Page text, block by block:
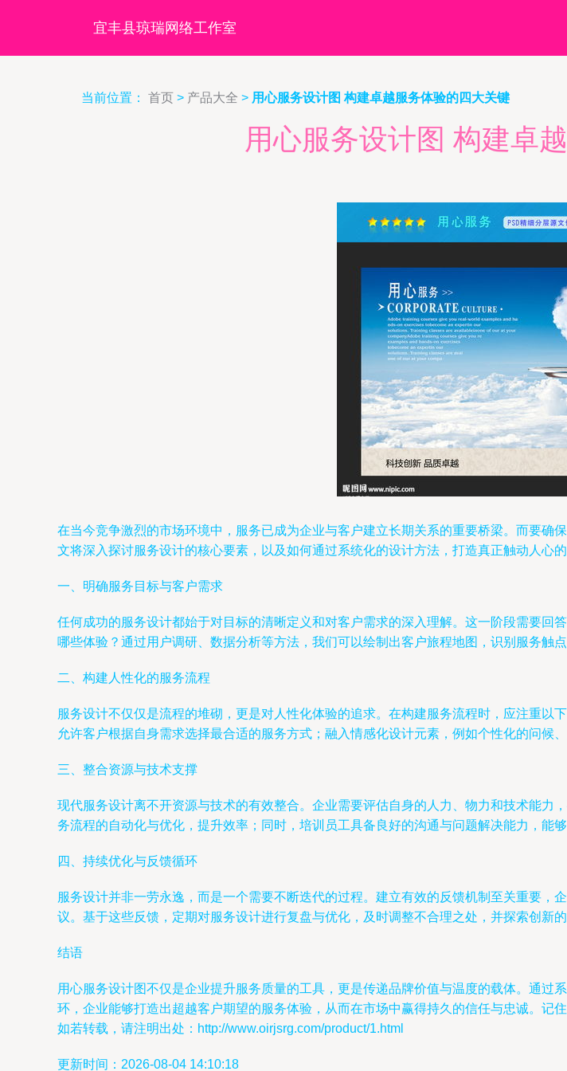
宜丰县琼瑞网络工作室
当前位置： 首页 > 产品大全 > 用心服务设计图 构建卓越服务体验的四大关键
用心服务设计图 构建卓
在当今竞争激烈的市场环境中，服务已成为企业与客户建立长期关系的重要桥梁。而要确
文将深入探讨服务设计的核心要素，以及如何通过系统化的设计方法，打造真正触动人心的
一、明确服务目标与客户需求
任何成功的服务设计都始于对目标的清晰定义和对客户需求的深入理解。这一阶段需要
哪些体验？通过用户调研、数据分析等方法，我们可以绘制出客户旅程地图，识别服务触
二、构建人性化的服务流程
服务设计不仅仅是流程的堆砌，更是对人性化体验的追求。在构建服务流程时，应注重以
允许客户根据自身需求选择最合适的服务方式；融入情感化设计元素，例如个性化的问候
三、整合资源与技术支撑
现代服务设计离不开资源与技术的有效整合。企业需要评估自身的人力、物力和技术能力
务流程的自动化与优化，提升效率；同时，培训员工具备良好的沟通与问题解决能力，能
四、持续优化与反馈循环
服务设计并非一劳永逸，而是一个需要不断迭代的过程。建立有效的反馈机制至关重要
议。基于这些反馈，定期对服务设计进行复盘与优化，及时调整不合理之处，并探索创新
结语
用心服务设计图不仅是企业提升服务质量的工具，更是传递品牌价值与温度的载体。通
环，企业能够打造出超越客户期望的服务体验，从而在市场中赢得持久的信任与忠诚。记
如若转载，请注明出处：http://www.oirjsrg.com/product/1.html
更新时间：2026-08-04 14:10:18